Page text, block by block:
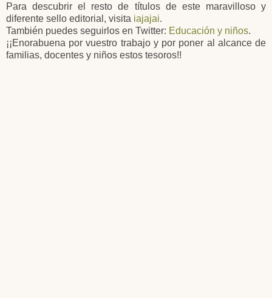
Para descubrir el resto de títulos de este maravilloso y
diferente sello editorial, visita iajajai.
También puedes seguirlos en Twitter: Educación y niños.
¡¡Enorabuena por vuestro trabajo y por poner al alcance de
familias, docentes y niños estos tesoros!!